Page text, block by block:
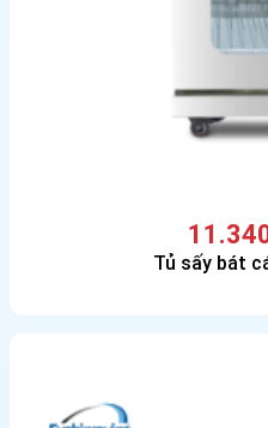
Tủ sấy bát